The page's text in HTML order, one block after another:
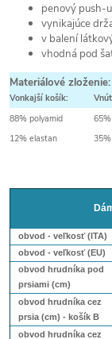
penový push-
vynikajúce
v balení
vhodná pod
Materiálové zloženie:
Vonkajší košík:
88% polyamid
12% elastan
35%
obvod - veľkosť (ITA)
obvod - veľkosť (EU)
obvod hrudníka pod
prsiami (cm)
obvod hrudníka cez
prsia (cm) - košík B
obvod hrudníka cez